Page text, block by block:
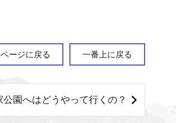
ージに戻る 一番上に戻る
公園へはどうやって行くの？